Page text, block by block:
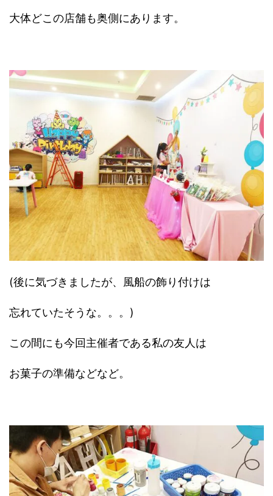
大体どこの店舗も奥側にあります。
(後に気づきましたが、風船の飾り付けは
忘れていたそうな。。。)
この間にも今回主催者である私の友人は
お菓子の準備などなど。